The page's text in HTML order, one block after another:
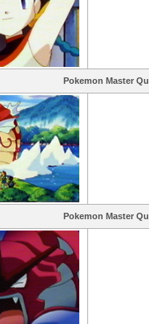
Pokemon Master
Pokemon Master